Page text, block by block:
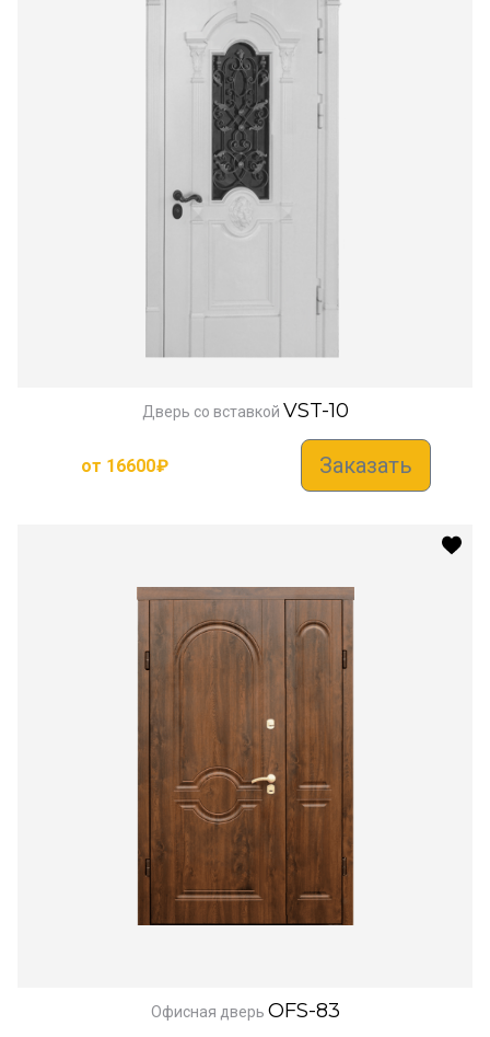
Дверь со вставкой VST-10
от 16600₽ Заказать
Офисная дверь OFS-83